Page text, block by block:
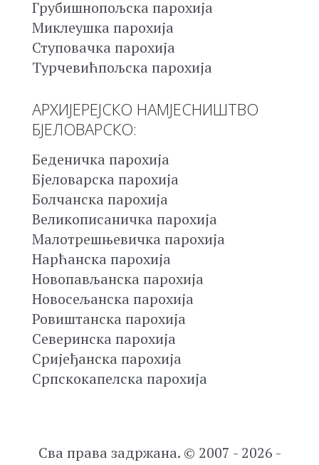
Грубишнопољска парохија
Миклеушка парохија
Ступовачка парохија
Турчевићпољска парохија
АРХИЈЕРЕЈСКО НАМЈЕСНИШТВО
БЈЕЛОВАРСКО:
Беденичка парохија
Бјеловарска парохија
Болчанска парохија
Великописаничка парохија
Малотрешњевичка парохија
Нарћанска парохија
Новопављанска парохија
Новосељанска парохија
Ровиштанска парохија
Северинска парохија
Сријеђанска парохија
Српскокапелска парохија
Сва права задржана. © 2007 - 2026 -